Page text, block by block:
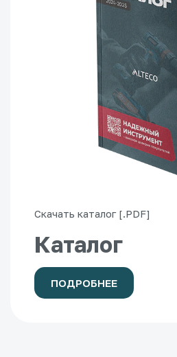
Скачать каталог [.PDF]
Каталог
ПОДРОБНЕЕ